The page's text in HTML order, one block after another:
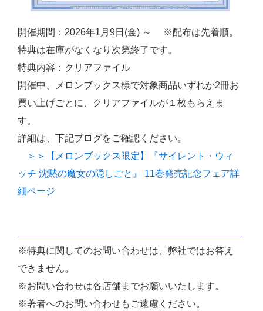
開催期間：2026年1月9日(金) ～ ※配布は先着順。
特典は在庫がなくなり次第終了です。
特典内容：クリアファイル
開催中、メロンブックス様で対象商品いずれか2冊お
買い上げごとに、クリアファイルが１枚もらえま
す。
詳細は、下記ブログをご確認ください。
＞＞【メロンブックス限定】『サイレント・ウィ
ッチ 沈黙の魔女の隠しごと』 11巻発売記念フェア詳
細ページ
※特典に関してのお問い合わせは、弊社ではお答え
できません。
※お問い合わせは各店舗までお願いいたします。
※著者へのお問い合わせもご遠慮ください。